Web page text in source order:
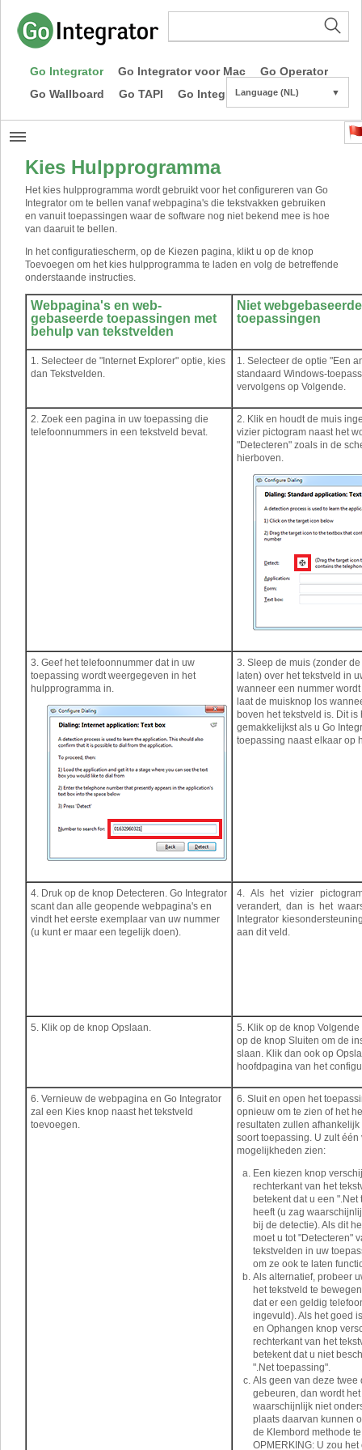
Go Integrator Go Integrator voor Mac
Go Operator
Go Wallboard
Go TAPI Go Integrator CE
Language (NL) ▼
Kies Hulpprogramma
Het kies hulpprogramma wordt gebruikt voor het configureren van Go
Integrator om te bellen vanaf webpagina's die tekstvakken gebruiken
en vanuit toepassingen waar de software nog niet bekend mee is hoe
van daaruit te bellen.
In het configuratiescherm, op de Kiezen pagina, klikt u op de knop
Toevoegen om het kies hulpprogramma te laden en volg de betreffende
onderstaande instructies.
Webpagina's en web-
gebaseerde toepassingen met
behulp van tekstvelden
Niet webgebaseerde
toepassingen
1. Selecteer de "Internet Explorer" optie, kies
dan Tekstvelden.
1. Selecteer de optie "Een
standaard Windows-
vervolgens op Volgende.
2. Zoek een pagina in uw toepassing die
telefoonnummers in een tekstveld bevat.
2. Klik en houdt de muis
vizier pictogram naast het
"Detecteren" zoals in de
hierboven.
3. Geef het telefoonnummer dat in uw
toepassing wordt weergegeven in het
hulpprogramma in.
3. Sleep de muis (zonder
laten) over het tekstveld in
wanneer een nummer
laat de muisknop los
boven het tekstveld is. Dit is
gemakkelijkst als u Go
toepassing naast elkaar op
4. Druk op de knop Detecteren. Go Integrator
scant dan alle geopende webpagina's en
vindt het eerste exemplaar van uw nummer
(u kunt er maar een tegelijk doen).
4. Als het vizier
verandert, dan is het
Integrator
aan dit veld.
5. Klik op de knop Opslaan.
5. Klik op de knop
op de knop Sluiten om de
slaan. Klik dan ook op
hoofdpagina van het
6. Vernieuw de webpagina en Go Integrator
zal een Kies knop naast het tekstveld
toevoegen.
6. Sluit en open het
opnieuw om te zien of het
resultaten zullen afhankelijk
soort toepassing. U zult één
mogelijkheden zien:
Een kiezen knop
rechterkant van het
betekent dat u een ".Net
heeft (u zag
bij de detectie). Als dit
moet u tot "Detecteren"
tekstvelden in uw
om ze ook te laten
Als alternatief, probeer
het tekstveld te
dat er een geldig
ingevuld). Als het goed
en Ophangen knop
rechterkant van het
betekent dat u niet
".Net toepassing".
Als geen van deze twee
gebeuren, dan wordt
waarschijnlijk niet
plaats daarvan kunnen
de Klembord methode
OPMERKING: U zou